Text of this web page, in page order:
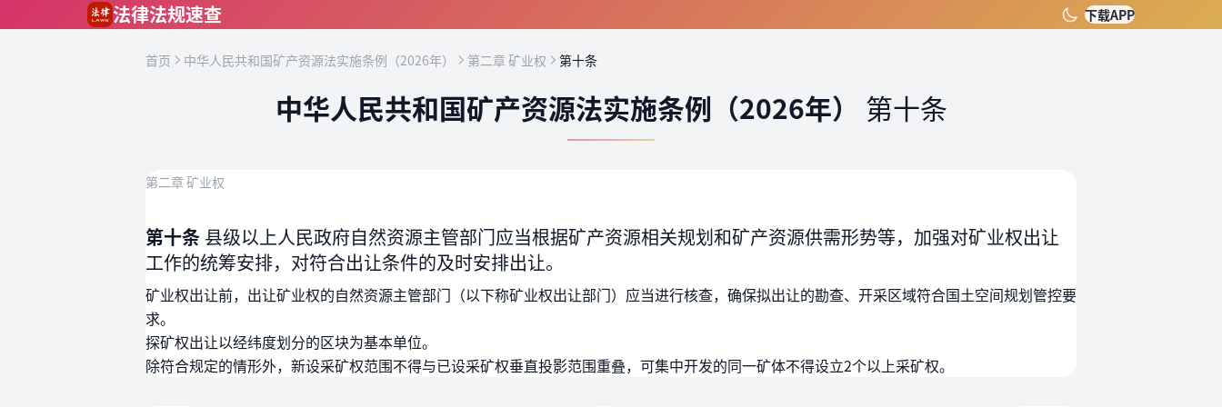
法律法规速查 下载APP
首页 中华人民共和国矿产资源法实施条例（2026年） 第二章 矿业权 第十条
中华人民共和国矿产资源法实施条例（2026年） 第十条
第二章 矿业权
第十条 县级以上人民政府自然资源主管部门应当根据矿产资源相关规划和矿产资源供需形势等，加强对矿业权出让
工作的统筹安排，对符合出让条件的及时安排出让。
矿业权出让前，出让矿业权的自然资源主管部门（以下称矿业权出让部门）应当进行核查，确保拟出让的勘查、开采区域符合国土空间规划管控要
求。
探矿权出让以经纬度划分的区块为基本单位。
除符合规定的情形外，新设采矿权范围不得与已设采矿权垂直投影范围重叠，可集中开发的同一矿体不得设立2个以上采矿权。